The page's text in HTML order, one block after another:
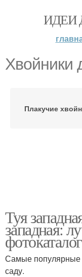
ИДЕИ
Хвойники
Плакучие
Туя
западная:
Самые популярные
саду.